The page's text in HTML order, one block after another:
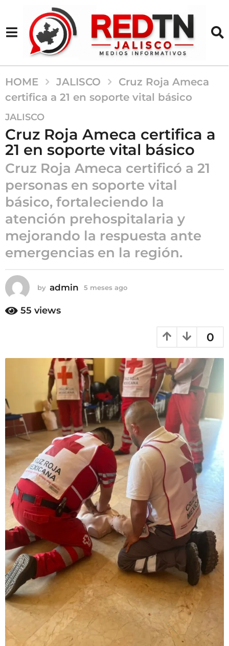
HOME JALISCO
Cruz Roja Ameca
certifica a 21 en soporte vital básico
5
m
e
s
e
s
a
g
5
m
e
s
a
g
JALISCO
Cruz Roja Ameca certifica a
21 en soporte vital básico
Cruz Roja Ameca certificó a 21
personas en soporte vital
básico, fortaleciendo la
atención prehospitalaria y
mejorando la respuesta ante
emergencias en la región.
by admin 5 meses ago
o
55 views
0